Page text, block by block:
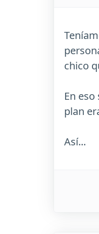
chico
En
plan
Así...